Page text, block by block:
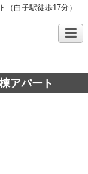
白子駅徒歩17分）
アパート